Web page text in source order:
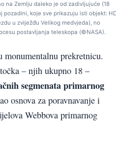
na Zemlju daleko je od zadivljujuće (18
pozadini, koje sve prikazuju isti objekt:
u zviježđu Velikog medvjeda), no
postavljanja teleskopa (©NASA).
prekretnicu.
– njih ukupno 18 –
segmenata primarnog
osnova za poravnavanje i
Webbova primarnog